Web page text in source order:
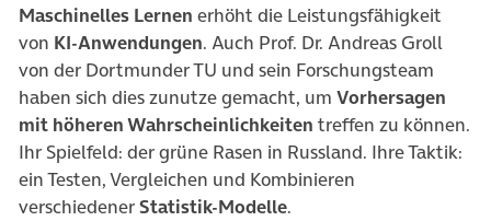
Maschinelles Lernen erhöht die Leistungsfähigkeit
von KI-Anwendungen. Auch Prof. Dr. Andreas Groll
von der Dortmunder TU und sein Forschungsteam
haben sich dies zunutze gemacht, um Vorhersagen
mit höheren Wahrscheinlichkeiten treffen zu können.
Ihr Spielfeld: der grüne Rasen in Russland. Ihre Taktik:
ein Testen, Vergleichen und Kombinieren
verschiedenerStatistik-Modelle.